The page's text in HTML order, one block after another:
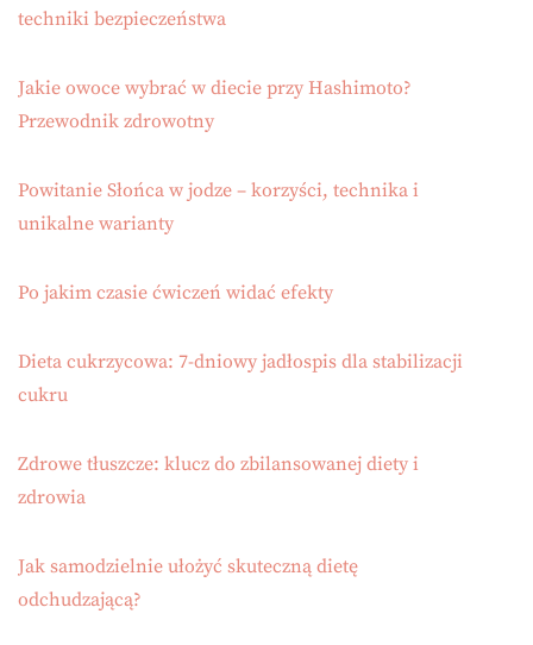
techniki bezpieczeństwa
Jakie owoce wybrać w diecie przy Hashimoto?
Przewodnik zdrowotny
Powitanie Słońca w jodze – korzyści, technika i
unikalne warianty
Po jakim czasie ćwiczeń widać efekty
Dieta cukrzycowa: 7-dniowy jadłospis dla stabilizacji
cukru
Zdrowe tłuszcze: klucz do zbilansowanej diety i
zdrowia
Jak samodzielnie ułożyć skuteczną dietę
odchudzającą?